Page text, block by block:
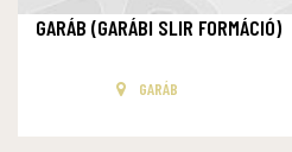
GARÁB (GARÁBI SLIR FORMÁCIÓ)
GARÁB